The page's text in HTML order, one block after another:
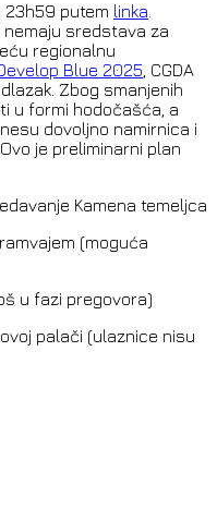
23h59 putem linka
nemaju sredstava za
regionalnu
Blue 2025 , CGDA
Zbog smanjenih
u formi hodočašća, a
dovoljno namirnica i
je preliminarni plan
Kamena temeljca
(moguća
u fazi pregovora)
palači (ulaznice nisu